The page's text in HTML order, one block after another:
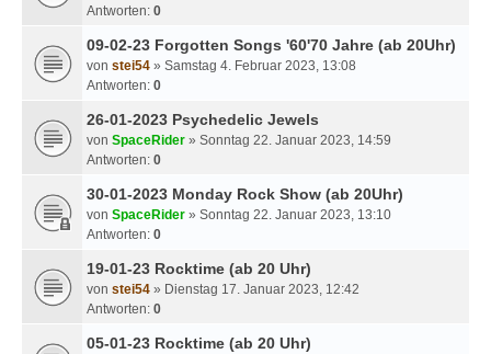
Antworten: 0
09-02-23 Forgotten Songs '60'70 Jahre (ab 20Uhr)
von stei54 » Samstag 4. Februar 2023, 13:08
Antworten: 0
26-01-2023 Psychedelic Jewels
von SpaceRider » Sonntag 22. Januar 2023, 14:59
Antworten: 0
30-01-2023 Monday Rock Show (ab 20Uhr)
von SpaceRider » Sonntag 22. Januar 2023, 13:10
Antworten: 0
19-01-23 Rocktime (ab 20 Uhr)
von stei54 » Dienstag 17. Januar 2023, 12:42
Antworten: 0
05-01-23 Rocktime (ab 20 Uhr)